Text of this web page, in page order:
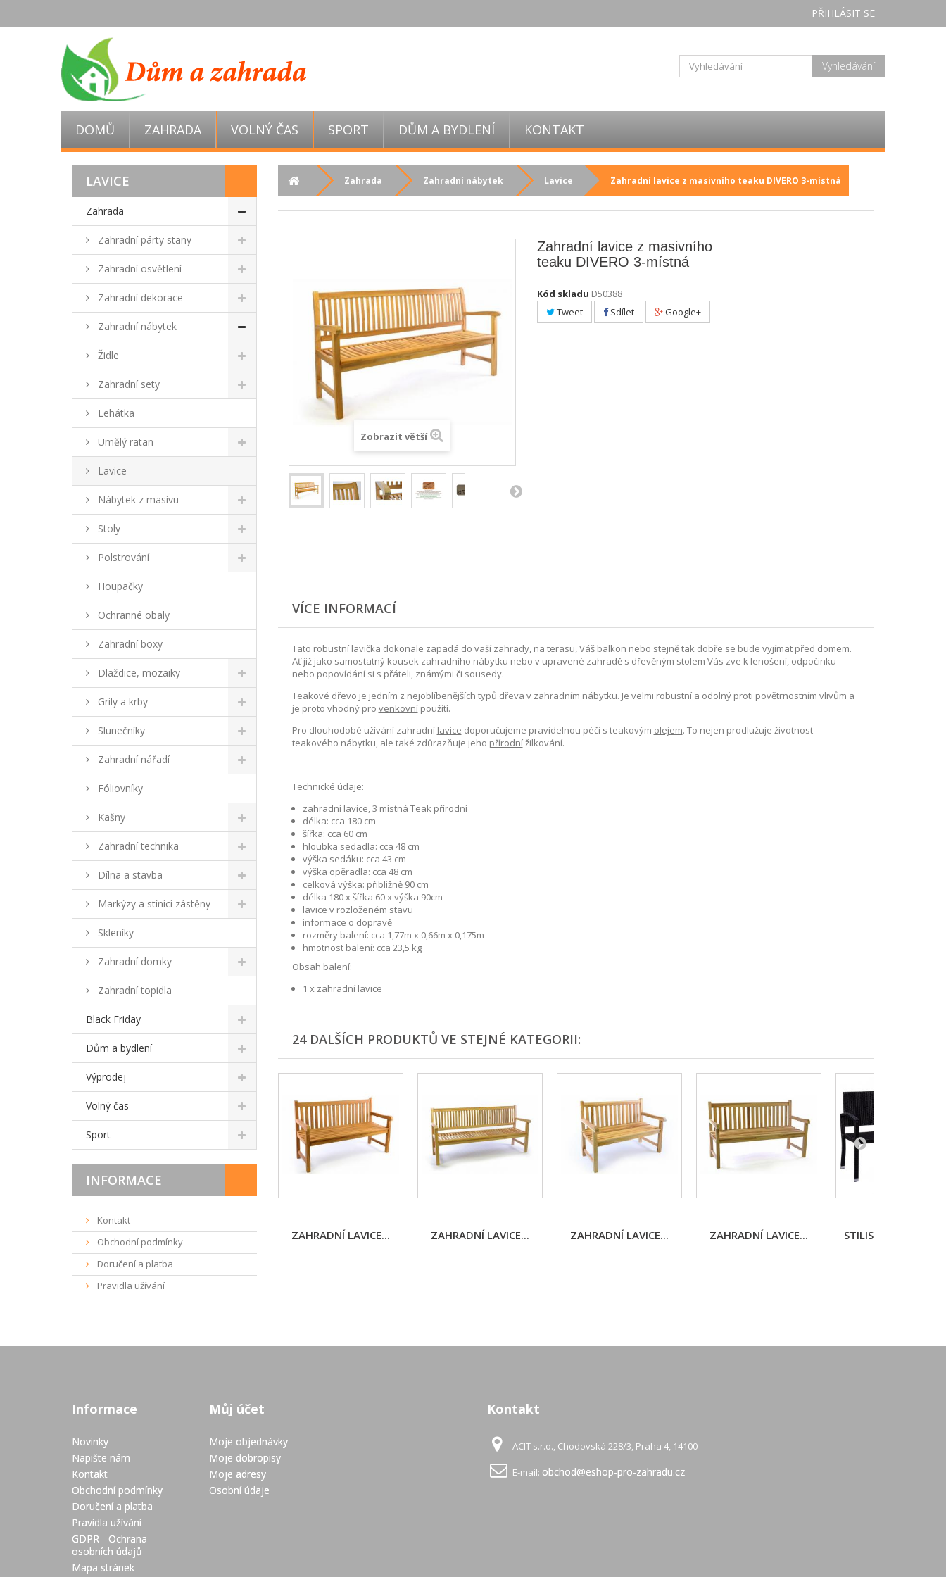
PŘIHLÁSIT SE
Vyhledávání
DOMŮ ZAHRADA VOLNÝ ČAS SPORT DŮM A BYDLENÍ KONTAKT
LAVICE
Zahrada
Zahradní párty stany
Zahradní osvětlení
Zahradní dekorace
Zahradní nábytek
Židle
Zahradní sety
Lehátka
Umělý ratan
Lavice
Nábytek z masivu
Stoly
Polstrování
Houpačky
Ochranné obaly
Zahradní boxy
Dlaždice, mozaiky
Grily a krby
Slunečníky
Zahradní nářadí
Fóliovníky
Kašny
Zahradní technika
Dílna a stavba
Markýzy a stínící zástěny
Skleníky
Zahradní domky
Zahradní topidla
Black Friday
Dům a bydlení
Výprodej
Volný čas
Sport
INFORMACE
Kontakt
Obchodní podmínky
Doručení a platba
Pravidla užívání
Zahrada Zahradní nábytek Lavice Zahradní lavice z masivního teaku DIVERO 3-místná
Zobrazit větší
Zahradní lavice z masivního
teaku DIVERO 3-místná
Kód skladu D50388
Tweet
Sdílet Google+
VÍCE INFORMACÍ
Tato robustní lavička dokonale zapadá do vaší zahrady, na terasu, Váš balkon nebo stejně tak dobře se bude vyjímat před domem.
Ať již jako samostatný kousek zahradního nábytku nebo v upravené zahradě s dřevěným stolem Vás zve k lenošení, odpočinku
nebo popovídání si s přáteli, známými či sousedy.
Teakové dřevo je jedním z nejoblíbenějších typů dřeva v zahradním nábytku. Je velmi robustní a odolný proti povětrnostním vlivům a
je proto vhodný pro venkovnípoužití.
Pro dlouhodobé užívání zahradní lavice doporučujeme pravidelnou péči s teakovým olejem. To nejen prodlužuje životnost
teakového nábytku, ale také zdůrazňuje jeho přírodnížilkování.
Technické údaje:
zahradní lavice, 3 místná Teak přírodní
délka: cca 180 cm
šířka: cca 60 cm
hloubka sedadla: cca 48 cm
výška sedáku: cca 43 cm
výška opěradla: cca 48 cm
celková výška: přibližně 90 cm
délka 180 x šířka 60 x výška 90cm
lavice v rozloženém stavu
informace o dopravě
rozměry balení: cca 1,77m x 0,66m x 0,175m
hmotnost balení: cca 23,5 kg
Obsah balení:
1 x zahradní lavice
24 DALŠÍCH PRODUKTŮ VE STEJNÉ KATEGORII:
ZAHRADNÍ LAVICE... ZAHRADNÍ LAVICE... ZAHRADNÍ LAVICE... ZAHRADNÍ LAVICE... STILISTA
Informace
Novinky
Napište nám
Kontakt
Obchodní podmínky
Doručení a platba
Pravidla užívání
GDPR - Ochrana
osobních údajů
Mapa stránek
Můj účet
Moje objednávky
Moje dobropisy
Moje adresy
Osobní údaje
Kontakt
ACIT s.r.o., Chodovská 228/3, Praha 4, 14100
E-mail: obchod@eshop-pro-zahradu.cz